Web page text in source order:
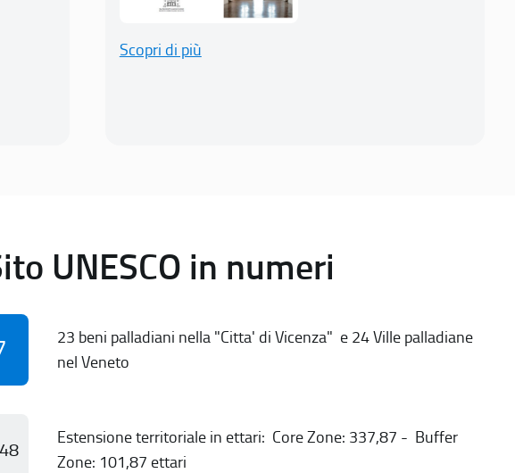
Scopri di più
UNESCO in numeri
23 beni palladiani nella "Citta' di Vicenza" e 24 Ville palladiane
nel Veneto
Estensione territoriale in ettari: Core Zone: 337,87 - Buffer
Zone: 101,87 ettari